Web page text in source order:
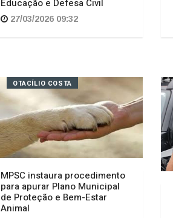
Educação e Defesa Civil
27/03/2026 09:32
OTACÍLIO COSTA
MPSC instaura procedimento
para apurar Plano Municipal
de Proteção e Bem-Estar
Animal